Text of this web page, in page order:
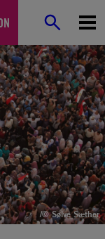
/© Sølve Sæther